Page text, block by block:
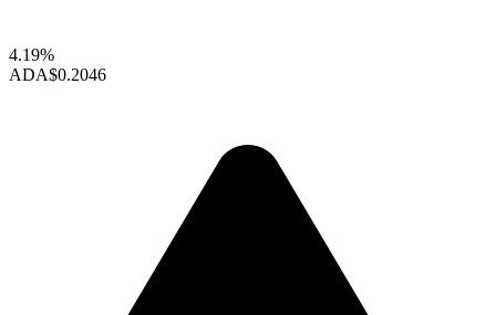
4.19%
ADA$0.2046